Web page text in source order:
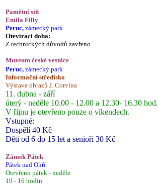
Pamětní síň
Emila Filly
Peruc, zámecký park
Otevírací doba:
Z technických důvodů zavřeno.
Muzeum české vesnice
Peruc, zámecký park
Informační středisko
Výstava obrazů J. Corvina
11. dubna - září
úterý - neděle 10.00 - 12.00 a 12.30- 16.30 hod.
V říjnu je otevřeno pouze o víkendech.
Vstupné:
Dospělí 40 Kč
Děti od 6 do 15 let a senioři 30 Kč
Zámek Pátek
Pátek nad Ohří
Otevřeno pátek - neděle
10 - 16 hodin